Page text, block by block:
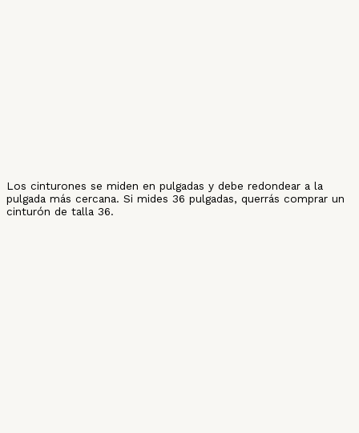
Los cinturones se miden en pulgadas y debe redondear a la
pulgada más cercana. Si mides 36 pulgadas, querrás comprar un
cinturón de talla 36.